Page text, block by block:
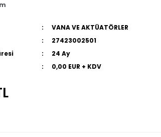
VANA VE AKTÜATÖRLER
27423002501
24 Ay
0,00 EUR + KDV